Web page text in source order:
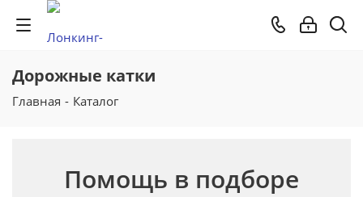
Дорожные катки
Главная - Каталог
Помощь в подборе